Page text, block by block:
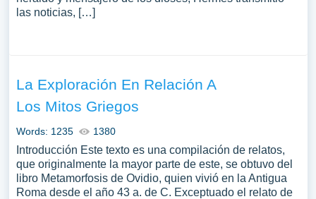
las noticias, […]
La Exploración En Relación A
Los Mitos Griegos
Words: 1235 1380
Introducción Este texto es una compilación de relatos,
que originalmente la mayor parte de este, se obtuvo del
libro Metamorfosis de Ovidio, quien vivió en la Antigua
Roma desde el año 43 a. de C. Exceptuado el relato de